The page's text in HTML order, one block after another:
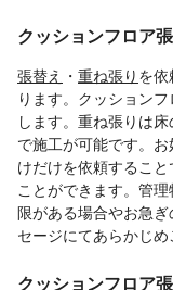
クッションフロア
張替え ・ 重ね張り を
ります。クッション
します。重ね張りは
で施工が可能です。
けだけを依頼するこ
ことができます。管
限がある場合やお急
セージにてあらかじめ
クッションフロア